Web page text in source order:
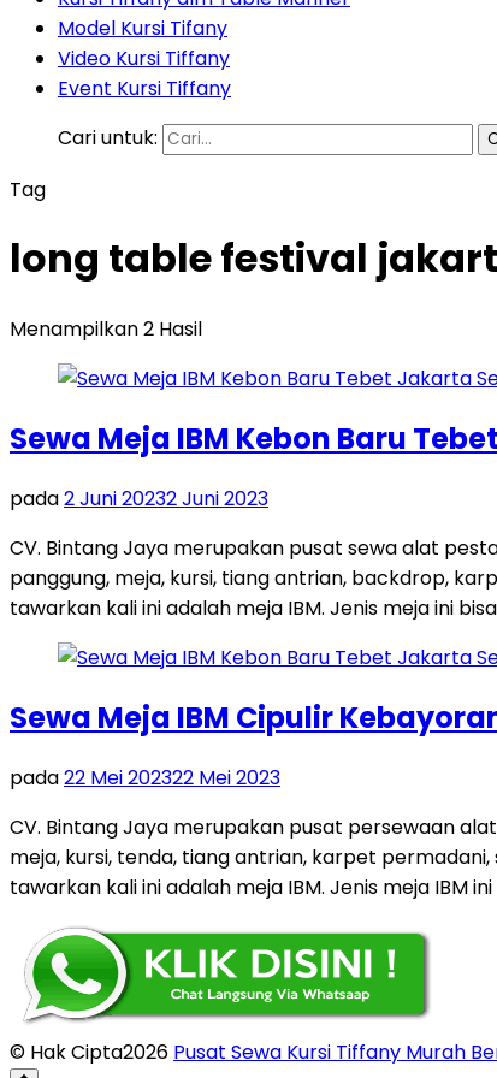
Model Kursi Tifany
Video Kursi Tiffany
Event Kursi Tiffany
Cari untuk:
Tag
long table festival
Menampilkan 2 Hasil
Sewa Meja IBM Kebon Baru
pada2 Juni 20232 Juni 2023
CV. Bintang Jaya merupakan pusat sewa alat
panggung, meja, kursi, tiang antrian, backdrop,
tawarkan kali ini adalah meja IBM. Jenis meja ini
Sewa Meja IBM Cipulir
pada22 Mei 202322 Mei 2023
CV. Bintang Jaya merupakan pusat persewaan
meja, kursi, tenda, tiang antrian, karpet
tawarkan kali ini adalah meja IBM. Jenis meja IBM
© Hak Cipta2026 Pusat Sewa Kursi Tiffany Murah